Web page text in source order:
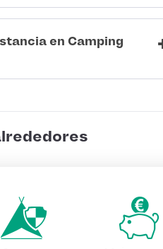
en Camping